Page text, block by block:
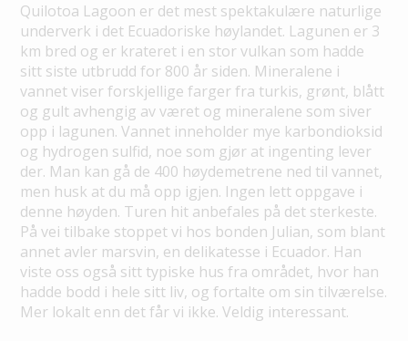
Quilotoa Lagoon er det mest spektakulære naturlige
underverk i det Ecuadoriske høylandet. Lagunen er 3
km bred og er krateret i en stor vulkan som hadde
sitt siste utbrudd for 800 år siden. Mineralene i
vannet viser forskjellige farger fra turkis, grønt, blått
og gult avhengig av været og mineralene som siver
opp i lagunen. Vannet inneholder mye karbondioksid
og hydrogen sulfid, noe som gjør at ingenting lever
der. Man kan gå de 400 høydemetrene ned til vannet,
men husk at du må opp igjen. Ingen lett oppgave i
denne høyden. Turen hit anbefales på det sterkeste.
På vei tilbake stoppet vi hos bonden Julian, som blant
annet avler marsvin, en delikatesse i Ecuador. Han
viste oss også sitt typiske hus fra området, hvor han
hadde bodd i hele sitt liv, og fortalte om sin tilværelse.
Mer lokalt enn det får vi ikke. Veldig interessant.